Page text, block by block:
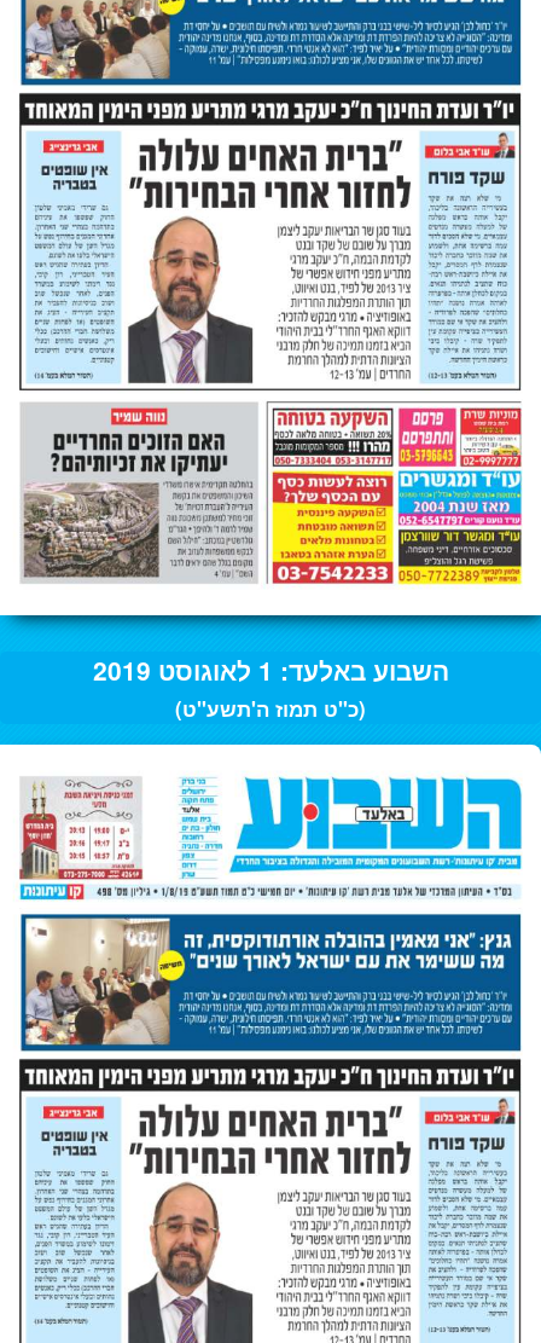
השבוע באלעד: 1 לאוגוסט 2019
(כ"ט תמוז ה'תשע"ט)